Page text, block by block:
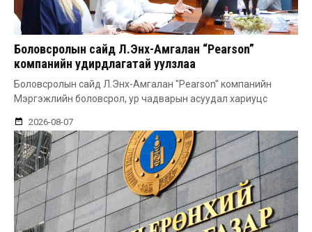
Боловсролын сайд Л.Энх-Амгалан “Pearson”
компанийн удирдлагатай уулзлаа
Боловсролын сайд Л.Энх-Амгалан "Pearson" компанийн
Мэргэжлийн боловсрол, ур чадварын асуудал хариуцс
2026-08-07